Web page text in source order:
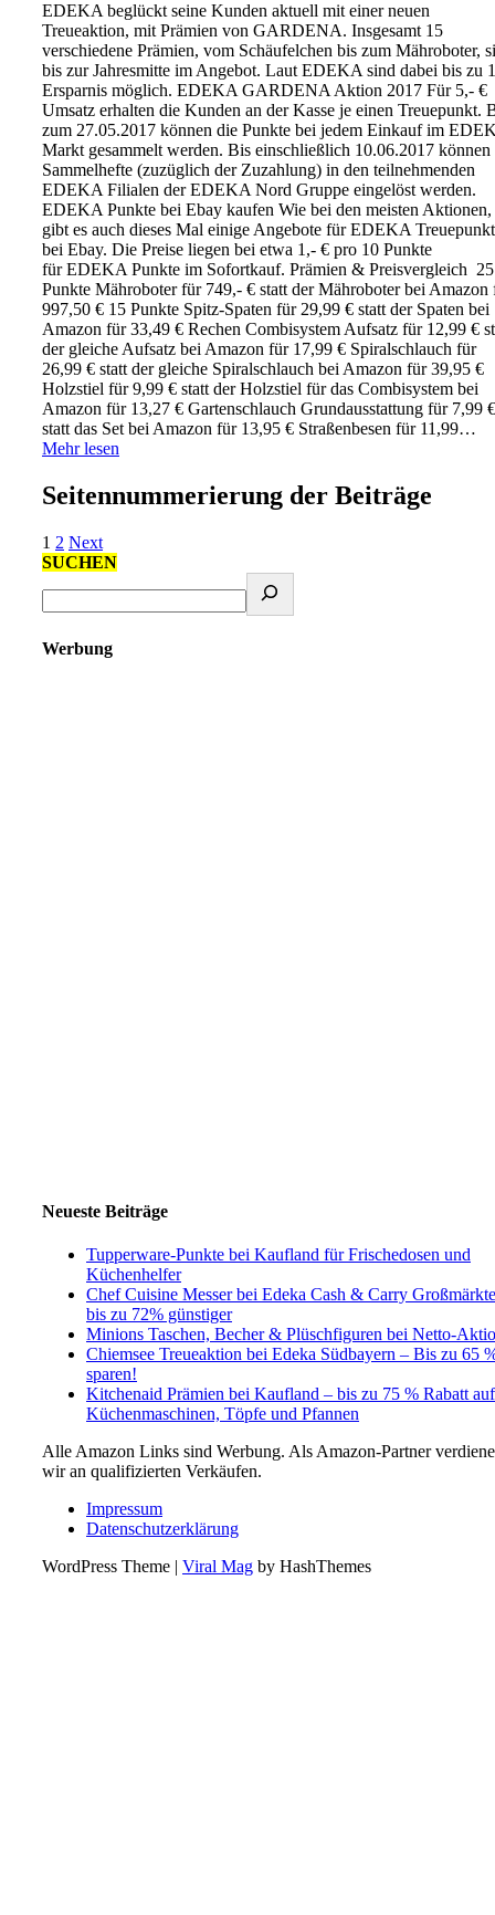
EDEKA beglückt seine Kunden aktuell mit einer neuen
Treueaktion, mit Prämien von GARDENA. Insgesamt 15
verschiedene Prämien, vom Schäufelchen bis zum Mähroboter,
bis zur Jahresmitte im Angebot. Laut EDEKA sind dabei bis zu
Ersparnis möglich. EDEKA GARDENA Aktion 2017 Für 5,- €
Umsatz erhalten die Kunden an der Kasse je einen Treuepunkt.
zum 27.05.2017 können die Punkte bei jedem Einkauf im
Markt gesammelt werden. Bis einschließlich 10.06.2017 können
Sammelhefte (zuzüglich der Zuzahlung) in den teilnehmenden
EDEKA Filialen der EDEKA Nord Gruppe eingelöst werden.
EDEKA Punkte bei Ebay kaufen Wie bei den meisten Aktionen,
gibt es auch dieses Mal einige Angebote für EDEKA
bei Ebay. Die Preise liegen bei etwa 1,- € pro 10 Punkte
für EDEKA Punkte im Sofortkauf. Prämien & Preisvergleich 25
Punkte Mähroboter für 749,- € statt der Mähroboter bei Amazon
997,50 € 15 Punkte Spitz-Spaten für 29,99 € statt der Spaten bei
Amazon für 33,49 € Rechen Combisystem Aufsatz für 12,99 €
der gleiche Aufsatz bei Amazon für 17,99 € Spiralschlauch für
26,99 € statt der gleiche Spiralschlauch bei Amazon für 39,95 €
Holzstiel für 9,99 € statt der Holzstiel für das Combisystem bei
Amazon für 13,27 € Gartenschlauch Grundausstattung für 7,99 €
statt das Set bei Amazon für 13,95 € Straßenbesen für 11,99…
Mehr lesen
Seitennummerierung der Beiträge
1 2 Next
SUCHEN
Werbung
Neueste Beiträge
Tupperware-Punkte bei Kaufland für Frischedosen und
Küchenhelfer
Chef Cuisine Messer bei Edeka Cash & Carry
bis zu 72% günstiger
Minions Taschen, Becher & Plüschfiguren bei Netto-
Chiemsee Treueaktion bei Edeka Südbayern – Bis zu 65
sparen!
Kitchenaid Prämien bei Kaufland – bis zu 75 % Rabatt auf
Küchenmaschinen, Töpfe und Pfannen
Alle Amazon Links sind Werbung. Als Amazon-Partner
wir an qualifizierten Verkäufen.
Impressum
Datenschutzerklärung
WordPress Theme | Viral Mag by HashThemes